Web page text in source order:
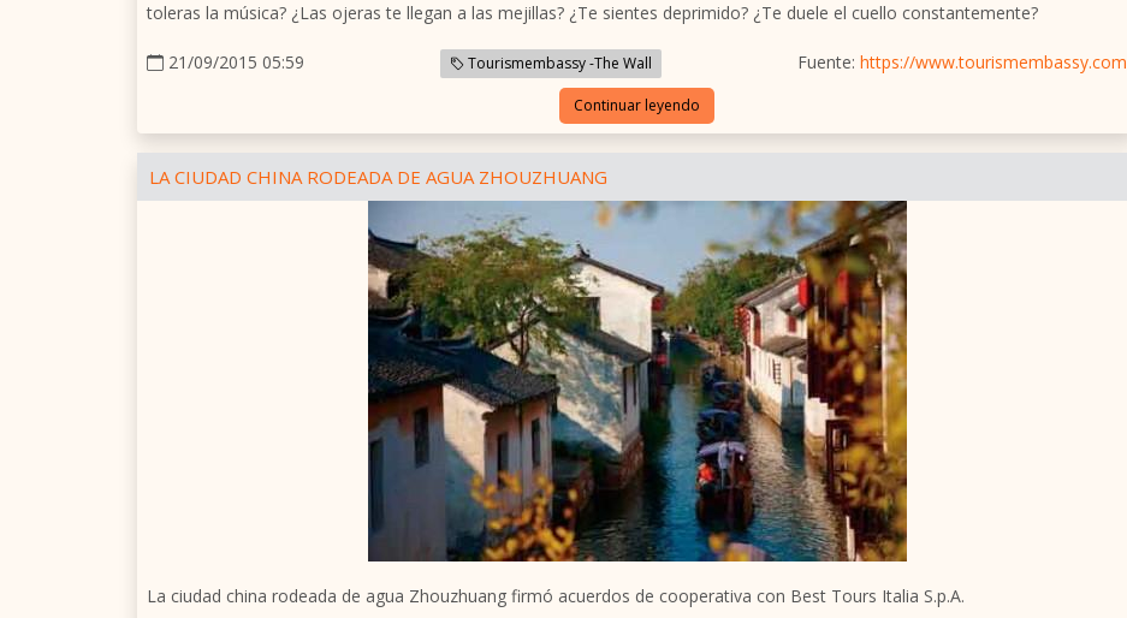
toleras la música? ¿Las ojeras te llegan a las mejillas? ¿Te sientes deprimido? ¿Te duele el cuello constantemente?
21/09/2015 05:59 Tourismembassy -The Wall Fuente: https://www.tourismembassy.com
Continuar leyendo
LA CIUDAD CHINA RODEADA DE AGUA ZHOUZHUANG
La ciudad china rodeada de agua Zhouzhuang firmó acuerdos de cooperativa con Best Tours Italia S.p.A.